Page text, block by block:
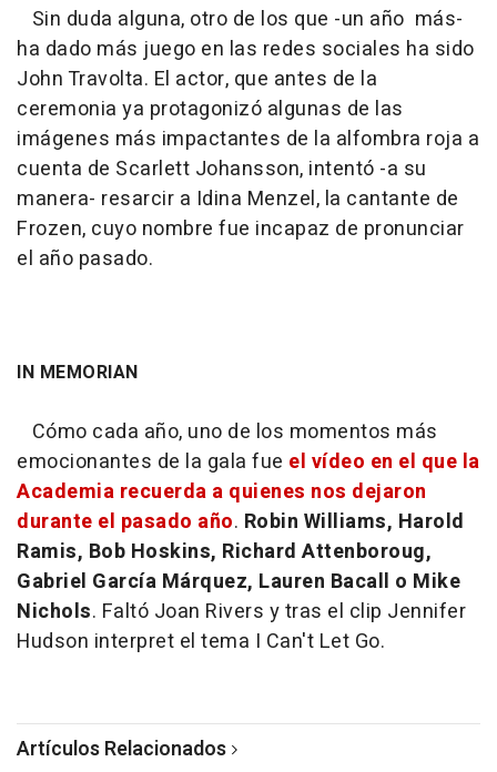
Sin duda alguna, otro de los que -un año más-
ha dado más juego en las redes sociales ha sido
John Travolta. El actor, que antes de la
ceremonia ya protagonizó algunas de las
imágenes más impactantes de la alfombra roja a
cuenta de Scarlett Johansson, intentó -a su
manera- resarcir a Idina Menzel, la cantante de
Frozen, cuyo nombre fue incapaz de pronunciar
el año pasado.
IN MEMORIAN
Cómo cada año, uno de los momentos más
emocionantes de la gala fue el vídeo en el que la
Academia recuerda a quienes nos dejaron
durante el pasado año. Robin Williams, Harold
Ramis, Bob Hoskins, Richard Attenboroug,
Gabriel García Márquez, Lauren Bacall o Mike
Nichols. Faltó Joan Rivers y tras el clip Jennifer
Hudson interpret el tema I Can't Let Go.
Artículos Relacionados